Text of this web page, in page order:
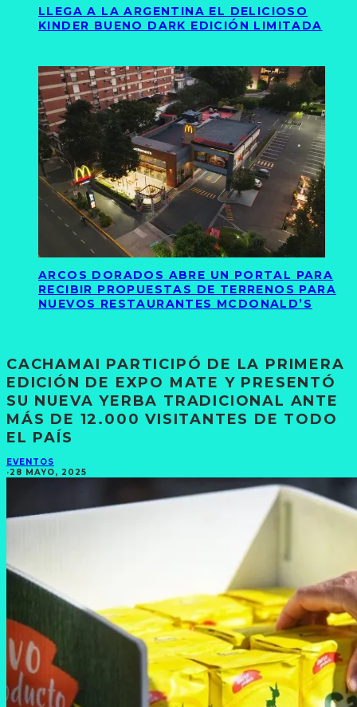
LLEGA A LA ARGENTINA EL DELICIOSO
KINDER BUENO DARK EDICIÓN LIMITADA
ARCOS DORADOS ABRE UN PORTAL PARA
RECIBIR PROPUESTAS DE TERRENOS PARA
NUEVOS RESTAURANTES MCDONALD’S
CACHAMAI PARTICIPÓ DE LA PRIMERA
EDICIÓN DE EXPO MATE Y PRESENTÓ
SU NUEVA YERBA TRADICIONAL ANTE
MÁS DE 12.000 VISITANTES DE TODO
EL PAÍS
EVENTOS
·28 MAYO, 2025